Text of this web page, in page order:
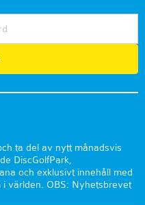
ta del av nytt månadsvis
DiscGolfPark,
och exklusivt innehåll med
världen. OBS: Nyhetsbrevet